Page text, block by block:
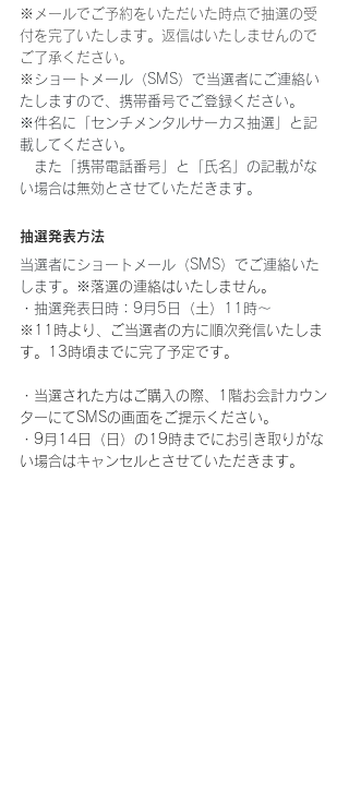
※ メールでご予約をいただいた時点で抽選の受
付を完了いたします。返信はいたしませんので
ご了承ください。
※ ショートメール（SMS）で当選者にご連絡い
たしますので、携帯番号でご登録ください。
※件名に「センチメンタルサーカス抽選」と記
載してください。
また「携帯電話番号」と「氏名」の記載がな
い場合は無効とさせていただきます。
抽選発表方法
当選者にショートメール（SMS）でご連絡いた
します。※ 落選の連絡はいたしません。
・抽選発表日時：9月5日
（土）
11時～
※ 11時より、ご当選者の方に順次発信いたしま
す。13時頃までに完了予定です。
・ 当選された方はご購入の際、1階お会計カウン
ターにてSMSの画面をご提示ください。
・ 9月14日（日）の19時までにお引き取りがな
い場合はキャンセルとさせていただきます。